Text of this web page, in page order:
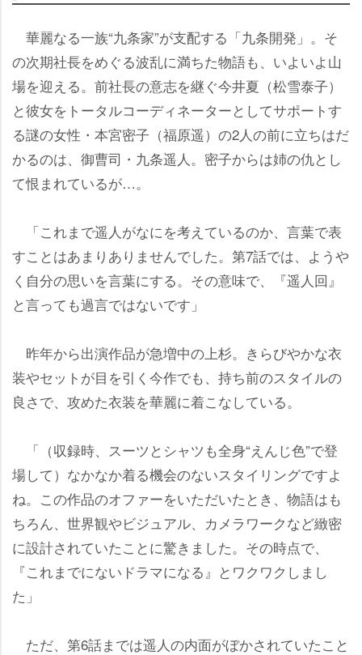
華麗なる一族“九条家”が支配する「九条開発」。そ
の次期社長をめぐる波乱に満ちた物語も、いよいよ山
場を迎える。前社長の意志を継ぐ今井夏（松雪泰子）
と彼女をトータルコーディネーターとしてサポートす
る謎の女性・本宮密子（福原遥）の2人の前に立ちはだ
かるのは、御曹司・九条遥人。密子からは姉の仇とし
て恨まれているが…。
「これまで遥人がなにを考えているのか、言葉で表
すことはあまりありませんでした。第7話では、よう
く自分の思いを言葉にする。その意味で、『遥人回』
と言っても過言ではないです」
昨年から出演作品が急増中の上杉。きらびやかな衣
装やセットが目を引く今作でも、持ち前のスタイルの
良さで、攻めた衣装を華麗に着こなしている。
「（収録時、スーツとシャツも全身“えんじ色”で登
場して）なかなか着る機会のないスタイリングですよ
ね。この作品のオファーをいただいたとき、物語はも
ちろん、世界観やビジュアル、カメラワークなど緻密
に設計されていたことに驚きました。その時点で、
『これまでにないドラマになる』とワクワクしまし
た」
ただ、第6話までは遥人の内面がぼかされていたこと